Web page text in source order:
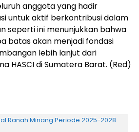
anggota yang hadir
untuk aktif berkontribusi dalam
seperti ini menunjukkan bahwa
batas akan menjadi fondasi
lebih lanjut dari
HASCI di Sumatera Barat. (Red)
Ranah Minang Periode 2025-2028